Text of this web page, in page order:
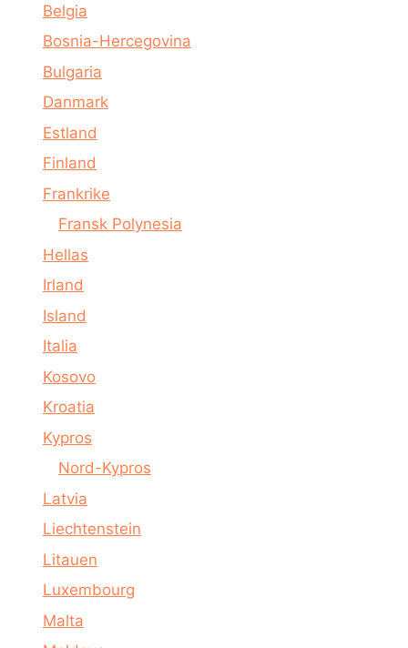
Belgia
Bosnia-Hercegovina
Bulgaria
Danmark
Estland
Finland
Frankrike
Fransk Polynesia
Hellas
Irland
Island
Italia
Kosovo
Kroatia
Kypros
Nord-Kypros
Latvia
Liechtenstein
Litauen
Luxembourg
Malta